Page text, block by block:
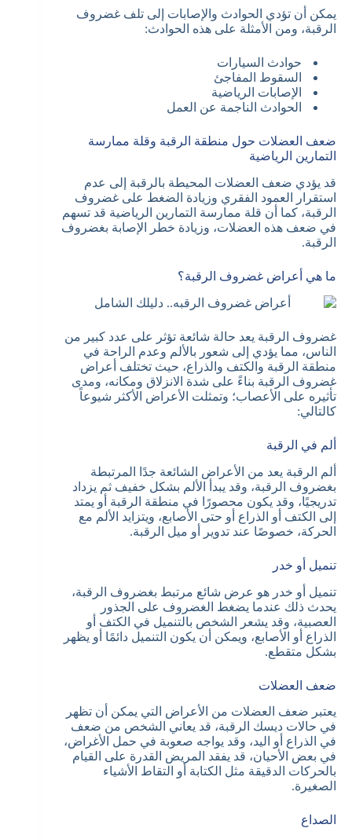
يمكن أن تؤدي الحوادث والإصابات إلى تلف غضروف
الرقبة، ومن الأمثلة على هذه الحوادث:
حوادث السيارات
السقوط المفاجئ
الإصابات الرياضية
الحوادث الناجمة عن العمل
ضعف العضلات حول منطقة الرقبة وقلة ممارسة
التمارين الرياضية
قد يؤدي ضعف العضلات المحيطة بالرقبة إلى عدم
استقرار العمود الفقري وزيادة الضغط على غضروف
الرقبة، كما أن قلة ممارسة التمارين الرياضية قد تسهم
في ضعف هذه العضلات، وزيادة خطر الإصابة بغضروف
الرقبة.
ما هي أعراض غضروف الرقبة؟
غضروف الرقبة يعد حالة شائعة تؤثر على عدد كبير من
الناس، مما يؤدي إلى شعور بالألم وعدم الراحة في
منطقة الرقبة والكتف والذراع، حيث تختلف أعراض
غضروف الرقبة بناءً على شدة الانزلاق ومكانه، ومدى
تأثيره على الأعصاب؛ وتمثلت الأعراض الأكثر شيوعاً
كالتالي:
ألم في الرقبة
ألم الرقبة يعد من الأعراض الشائعة جدًا المرتبطة
بغضروف الرقبة، وقد يبدأ الألم بشكل خفيف ثم يزداد
تدريجيًا، وقد يكون محصورًا في منطقة الرقبة أو يمتد
إلى الكتف أو الذراع أو حتى الأصابع، ويتزايد الألم مع
الحركة، خصوصًا عند تدوير أو ميل الرقبة.
تنميل أو خدر
تنميل أو خدر هو عرض شائع مرتبط بغضروف الرقبة،
يحدث ذلك عندما يضغط الغضروف على الجذور
العصبية، وقد يشعر الشخص بالتنميل في الكتف أو
الذراع أو الأصابع، ويمكن أن يكون التنميل دائمًا أو يظهر
بشكل متقطع.
ضعف العضلات
يعتبر ضعف العضلات من الأعراض التي يمكن أن تظهر
في حالات ديسك الرقبة، قد يعاني الشخص من ضعف
في الذراع أو اليد، وقد يواجه صعوبة في حمل الأغراض،
في بعض الأحيان، قد يفقد المريض القدرة على القيام
بالحركات الدقيقة مثل الكتابة أو التقاط الأشياء
الصغيرة.
الصداع